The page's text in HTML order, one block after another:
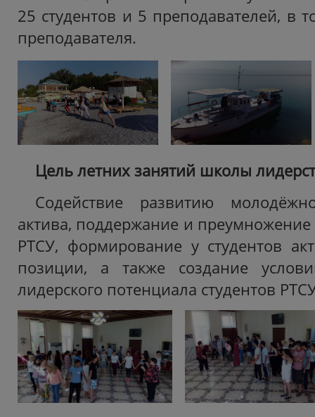
25 студентов и 5 преподавателей, в
преподавателя.
Цель летних занятий школы
Содействие развитию
актива, поддержание и
РТСУ, формирование у студентов
позиции, а также создание
лидерского потенциала студентов